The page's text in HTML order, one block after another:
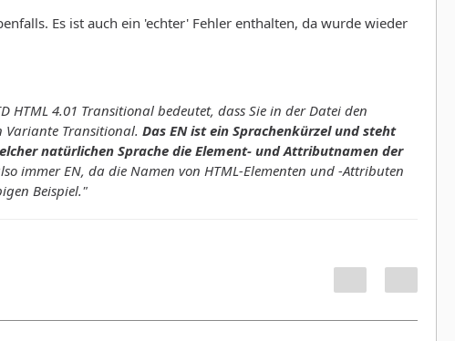
Es ist auch ein 'echter' Fehler enthalten, da wurde wieder
HTML 4.01 Transitional bedeutet, dass Sie in der Datei den
Variante Transitional. Das EN ist ein Sprachenkürzel und steht
natürlichen Sprache die Element- und Attributnamen der
immer EN, da die Namen von HTML-Elementen und -Attributen
Beispiel."